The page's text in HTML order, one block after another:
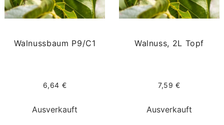
Walnussbaum P9/C1
6,64 €
Ausverkauft
Walnuss, 2L Topf
7,59 €
Ausverkauft